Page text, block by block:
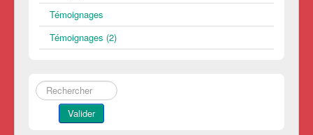
Témoignages
Témoignages (2)
Rechercher
Valider